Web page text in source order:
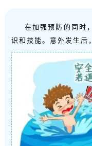
在加强预防的同时
识和技能。意外发生后